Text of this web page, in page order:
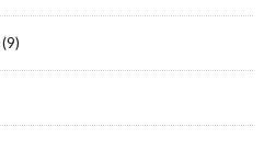
(9)